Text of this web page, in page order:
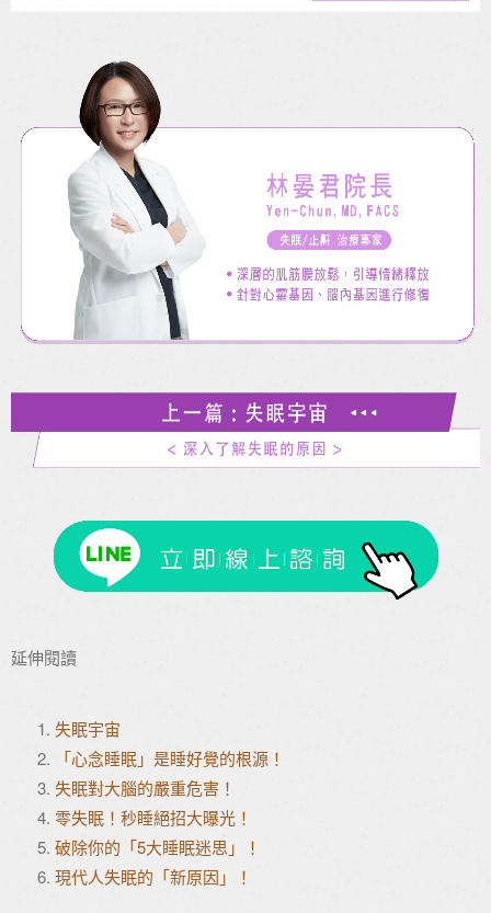
延伸閱讀
失眠宇宙
「心念睡眠」是睡好覺的根源！
失眠對大腦的嚴重危害！
零失眠！秒睡絕招大曝光！
破除你的「5大睡眠迷思」！
現代人失眠的「新原因」！